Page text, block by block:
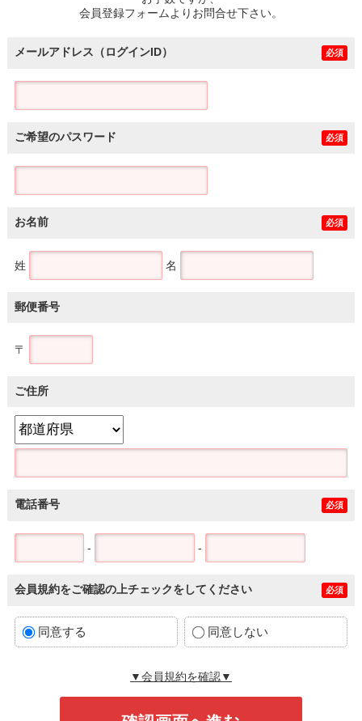
会員登録フォームよりお問合せ下さい。
メールアドレス（ログインID） 必須
ご希望のパスワード 必須
お名前 必須
姓 名
郵便番号
〒
ご住所
電話番号 必須
- -
会員規約をご確認の上チェックをしてください 必須
同意する 同意しない
▼会員規約を確認▼